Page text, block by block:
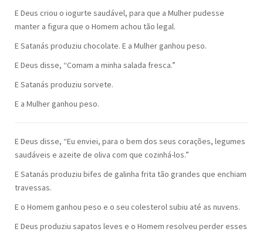
E Deus criou o iogurte saudável, para que a Mulher pudesse
manter a figura que o Homem achou tão legal.
E Satanás produziu chocolate. E a Mulher ganhou peso.
E Deus disse, “Comam a minha salada fresca.”
E Satanás produziu sorvete.
E a Mulher ganhou peso.
E Deus disse, “Eu enviei, para o bem dos seus corações, legumes
saudáveis e azeite de oliva com que cozinhá-los.”
E Satanás produziu bifes de galinha frita tão grandes que enchiam
travessas.
E o Homem ganhou peso e o seu colesterol subiu até as nuvens.
E Deus produziu sapatos leves e o Homem resolveu perder esses